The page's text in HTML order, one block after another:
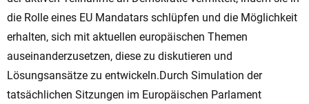
die Rolle eines EU Mandatars schlüpfen und die Möglichkeit
erhalten, sich mit aktuellen europäischen Themen
auseinanderzusetzen, diese zu diskutieren und
Lösungsansätze zu entwickeln.Durch Simulation der
tatsächlichen Sitzungen im Europäischen Parlament